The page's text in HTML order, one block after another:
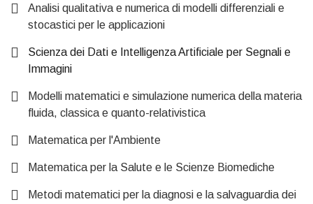
Analisi qualitativa e numerica di modelli differenziali e
stocastici per le applicazioni
Scienza dei Dati e Intelligenza Artificiale per Segnali e
Immagini
Modelli matematici e simulazione numerica della materia
fluida, classica e quanto-relativistica
Matematica per l'Ambiente
Matematica per la Salute e le Scienze Biomediche
Metodi matematici per la diagnosi e la salvaguardia dei